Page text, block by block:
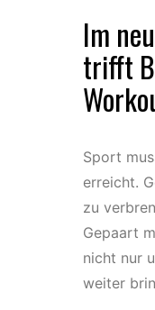
Im
trifft
Sport
erreicht.
zu
Gepaart
nicht nur
weiter